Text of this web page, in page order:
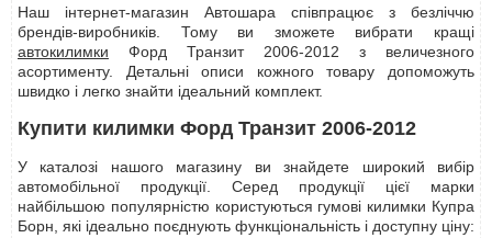
Наш інтернет-магазин Автошара співпрацює з безліччю
брендів-виробників. Тому ви зможете вибрати кращі
автокилимки Форд Транзит 2006-2012 з величезного
асортименту. Детальні описи кожного товару допоможуть
швидко і легко знайти ідеальний комплект.
Купити килимки Форд Транзит 2006-2012
У каталозі нашого магазину ви знайдете широкий вибір
автомобільної продукції. Серед продукції цієї марки
найбільшою популярністю користуються гумові килимки Купра
Борн, які ідеально поєднують функціональність і доступну ціну: